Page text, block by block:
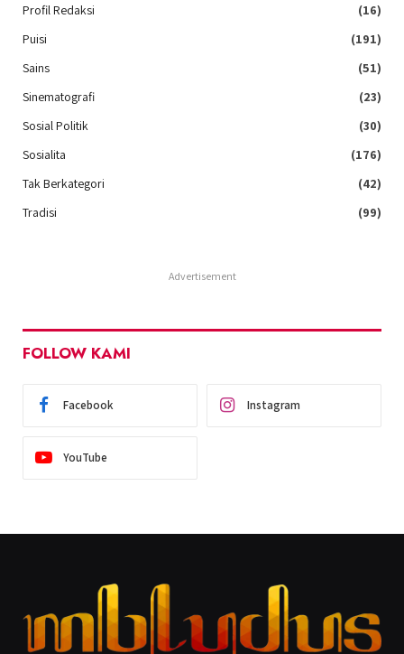
Profil Redaksi
(16)
Puisi
(191)
Sains
(51)
Sinematografi
(23)
Sosial Politik
(30)
Sosialita
(176)
Tak Berkategori
(42)
Tradisi
(99)
Advertisement
FOLLOW KAMI
Facebook Instagram
YouTube